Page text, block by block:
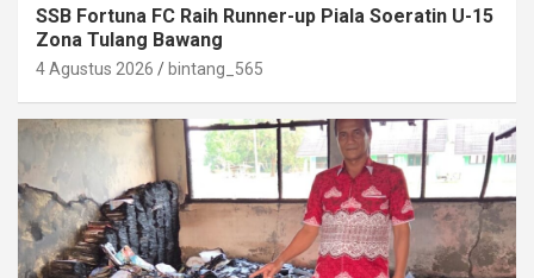
SSB Fortuna FC Raih Runner-up Piala Soeratin U-15
Zona Tulang Bawang
4 Agustus 2026 bintang_565